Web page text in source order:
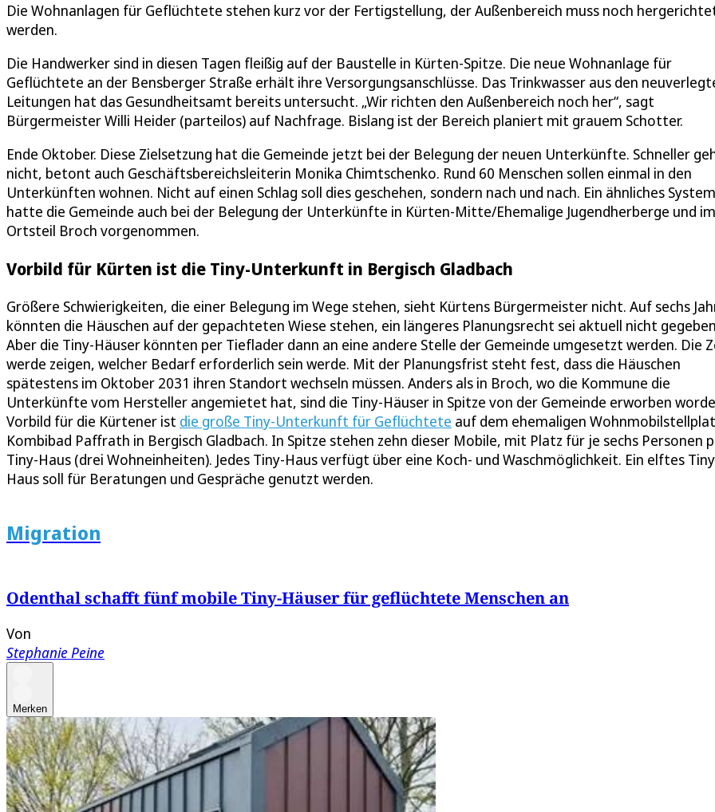
Die Wohnanlagen für Geflüchtete stehen kurz vor der Fertigstellung, der Außenbereich muss noch
werden.
Die Handwerker sind in diesen Tagen fleißig auf der Baustelle in Kürten-Spitze. Die neue Wohnanlage für
Geflüchtete an der Bensberger Straße erhält ihre Versorgungsanschlüsse. Das Trinkwasser aus den
Leitungen hat das Gesundheitsamt bereits untersucht. „Wir richten den Außenbereich noch her“, sagt
Bürgermeister Willi Heider (parteilos) auf Nachfrage. Bislang ist der Bereich planiert mit grauem Schotter.
Ende Oktober. Diese Zielsetzung hat die Gemeinde jetzt bei der Belegung der neuen Unterkünfte. Schneller
nicht, betont auch Geschäftsbereichsleiterin Monika Chimtschenko. Rund 60 Menschen sollen einmal in den
Unterkünften wohnen. Nicht auf einen Schlag soll dies geschehen, sondern nach und nach. Ein ähnliches System
hatte die Gemeinde auch bei der Belegung der Unterkünfte in Kürten-Mitte/Ehemalige Jugendherberge und im
Ortsteil Broch vorgenommen.
Vorbild für Kürten ist die Tiny-Unterkunft in Bergisch Gladbach
Größere Schwierigkeiten, die einer Belegung im Wege stehen, sieht Kürtens Bürgermeister nicht. Auf sechs
könnten die Häuschen auf der gepachteten Wiese stehen, ein längeres Planungsrecht sei aktuell nicht
Aber die Tiny-Häuser könnten per Tieflader dann an eine andere Stelle der Gemeinde umgesetzt werden. Die
werde zeigen, welcher Bedarf erforderlich sein werde. Mit der Planungsfrist steht fest, dass die Häuschen
spätestens im Oktober 2031 ihren Standort wechseln müssen. Anders als in Broch, wo die Kommune die
Unterkünfte vom Hersteller angemietet hat, sind die Tiny-Häuser in Spitze von der Gemeinde erworben
Vorbild für die Kürtener ist die große Tiny-Unterkunft für Geflüchtete auf dem ehemaligen
Kombibad Paffrath in Bergisch Gladbach. In Spitze stehen zehn dieser Mobile, mit Platz für je sechs Personen
Tiny-Haus (drei Wohneinheiten). Jedes Tiny-Haus verfügt über eine Koch- und Waschmöglichkeit. Ein elftes
Haus soll für Beratungen und Gespräche genutzt werden.
Migration
Odenthal schafft fünf mobile Tiny-Häuser für geflüchtete Menschen an
Von
Stephanie Peine
Merken